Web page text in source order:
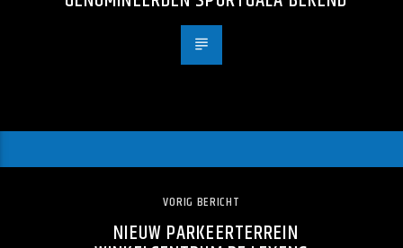
VORIG BERICHT
NIEUW PARKEERTERREIN